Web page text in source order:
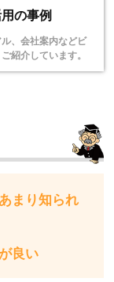
の事例
、会社案内などビ
紹介しています。
まり知られ
良い